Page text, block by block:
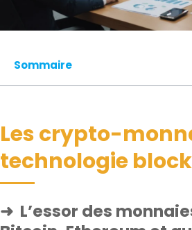
Sommaire
Les crypto-
technologie
L’essor des